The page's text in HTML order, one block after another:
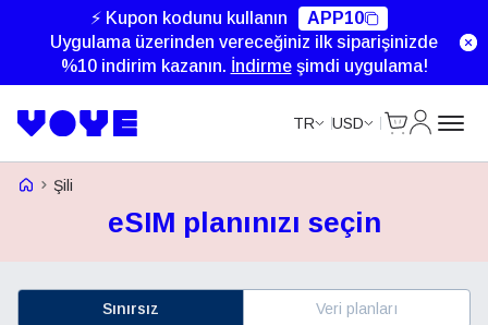
⚡ Kupon kodunu kullanın
APP10
Uygulama üzerinden vereceğiniz ilk siparişinizde
%10 indirim kazanın. İndirmeşimdi uygulama!
TR USD
Voye Homepage
Şili
eSIM planınızı seçin
Sınırsız Veri planları